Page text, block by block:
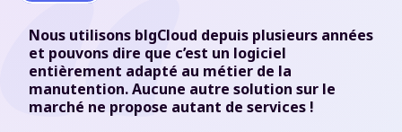
Nous utilisons blgCloud depuis plusieurs années
et pouvons dire que c’est un logiciel
entièrement adapté au métier de la
manutention. Aucune autre solution sur le
marché ne propose autant de services !